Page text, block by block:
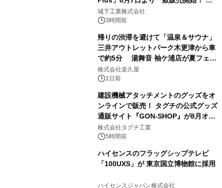
ーブル1本つなぐだけ、テレビの音が
ぐっと豊かに
城下工業株式会社
3時間前
帰りの渋滞を避けて「温泉＆サウナ」
三井アウトレットパーク木更津から車
で約5分 湯舞音 袖ケ浦店が夏フェア
メニューを提供
株式会社楽久屋
1日前
建設機械アタッチメントのグッズをオ
ンラインで販売！ タグチの公式グッズ
通販サイト『GON-SHOP』が8月オー
プン
株式会社タグチ工業
5時間前
ハイセンスのフラッグシップテレビ
「100UXS」が 東京国立博物館に採用
ハイセンスジャパン株式会社